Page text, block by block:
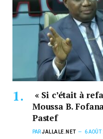
« Si c’était à
Moussa B.
Pastef
PARJALLALE.NET 6 AOÛT